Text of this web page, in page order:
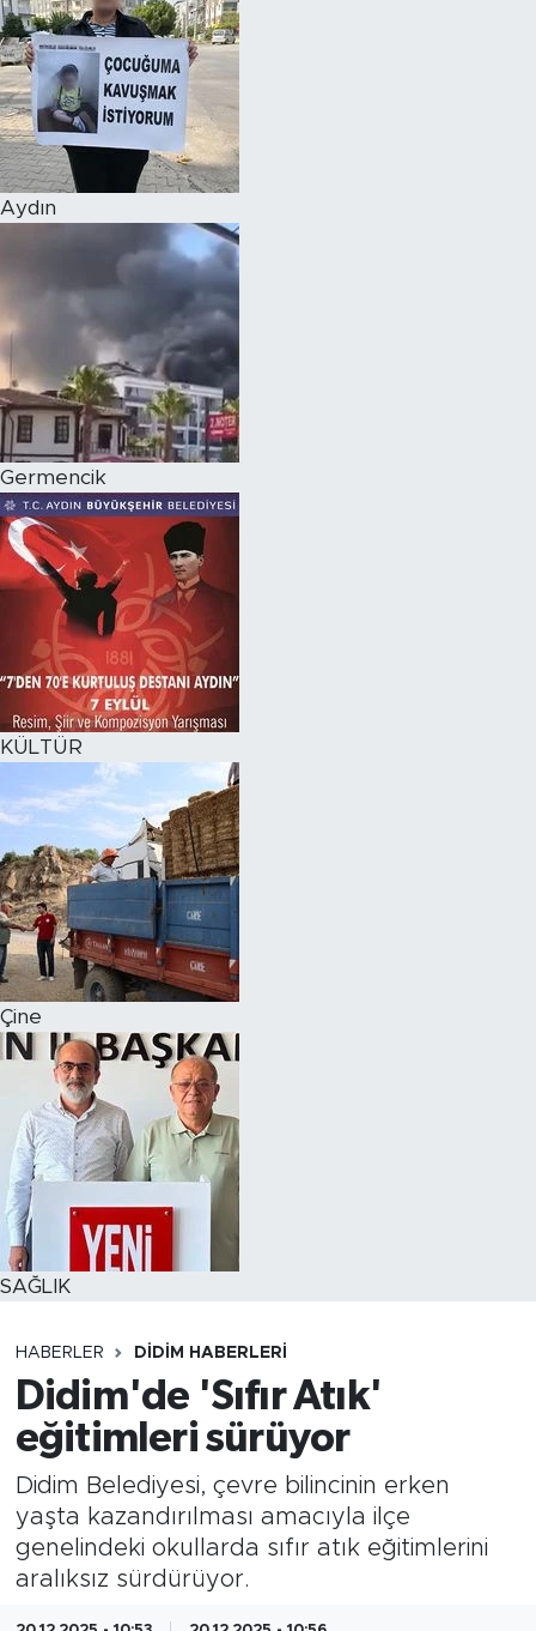
Aydın
Germencik
KÜLTÜR
Çine
SAĞLIK
HABERLER DIDIM HABERLERI
Didim'de 'Sıfır Atık'
eğitimleri sürüyor
Didim Belediyesi, çevre bilincinin erken
yaşta kazandırılması amacıyla ilçe
genelindeki okullarda sıfır atık eğitimlerini
aralıksız sürdürüyor.